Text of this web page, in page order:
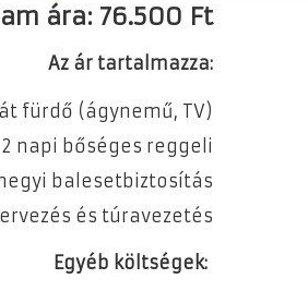
ára: 76.500 Ft
Az ár tartalmazza:
fürdő (ágynemű, TV)
2 napi bőséges reggeli
balesetbiztosítás
és túravezetés
Egyéb költségek: